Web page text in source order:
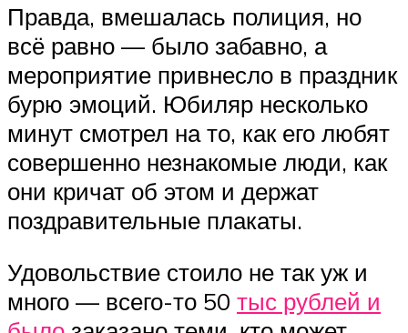
Правда, вмешалась полиция, но
всё равно — было забавно, а
мероприятие привнесло в праздник
бурю эмоций. Юбиляр несколько
минут смотрел на то, как его любят
совершенно незнакомые люди, как
они кричат об этом и держат
поздравительные плакаты.
Удовольствие стоило не так уж и
много — всего-то 50 тыс рублей и